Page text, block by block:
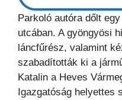
Parkoló autóra dőlt
utcában. A gyöngyösi
láncfűrész, valamint
szabadították ki a
Katalin a Heves
Igazgatóság helyettes